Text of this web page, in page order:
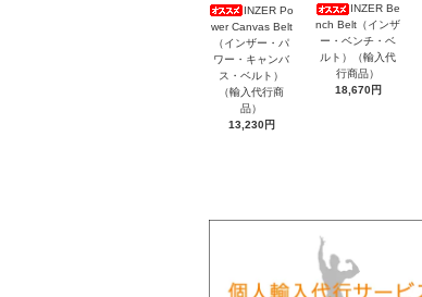
INZER Po
wer Canvas Belt
（インザー・パ
ワー・キャンバ
ス・ベルト）
（輸入代行商
品）
13,230円
INZER Be
nch Belt（インザ
ー・ベンチ・ベ
ルト）（輸入代
行商品）
18,670円